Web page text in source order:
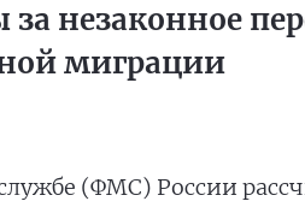
незаконное
миграции
(ФМС) России